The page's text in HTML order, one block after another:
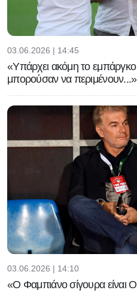
03.06.2026 | 14:45
«Υπάρχει ακόμη το
μπορούσαν να περιμένουν...»
03.06.2026 | 14:10
«Ο Φαμπιάνο σίγουρα είναι